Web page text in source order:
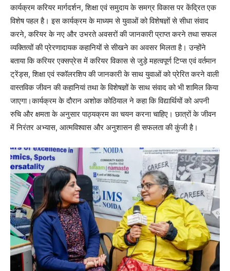
कार्यक्रम करियर मार्गदर्शन, शिक्षा एवं समुदाय के समग्र विकास पर केंद्रित एक
विशेष पहल है। इस कार्यक्रम के माध्यम से युवाओं को विशेषज्ञों से सीधा संवाद
करने, करियर के नए और उभरते अवसरों की जानकारी प्राप्त करने तथा सफल
व्यक्तित्वों की प्रेरणादायक कहानियों से सीखने का अवसर मिलता है। उन्होंने
बताया कि करियर एक्सप्रेस में करियर विकास से जुड़े महत्वपूर्ण टिप्स एवं वर्तमान
ट्रेंड्स, शिक्षा एवं स्कॉलरशिप की जानकारी के साथ युवाओं को प्रेरित करने वाली
वास्तविक जीवन की कहानियां तथा के विशेषज्ञों के साथ संवाद को भी शामिल किया
जाएगा।कार्यक्रम के दौरान अशोक कोठियाल ने कहा कि विद्यार्थियों को अपनी
रुचि और क्षमता के अनुसार पाठ्यक्रम का चयन करना चाहिए। छात्रों के जीवन
में निरंतर अभ्यास, आत्मविश्वास और अनुशासन ही सफलता की कुंजी है।